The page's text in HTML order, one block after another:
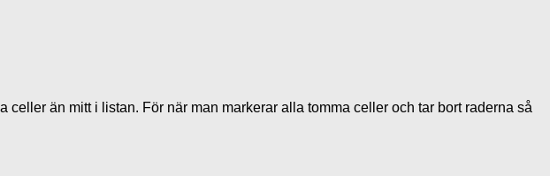
celler än mitt i listan. För när man markerar alla tomma celler och tar bort raderna så